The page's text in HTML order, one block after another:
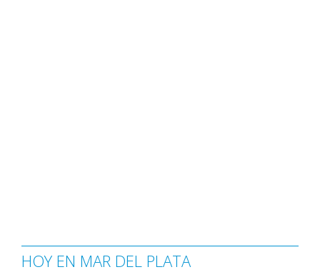
HOY EN MAR DEL PLATA